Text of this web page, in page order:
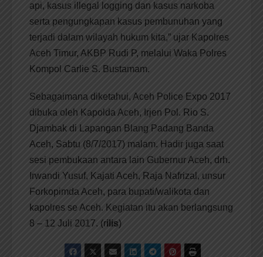
api, kasus illegal logging dan kasus narkoba
serta pengungkapan kasus pembunuhan yang
terjadi dalam wilayah hukum kita,” ujar Kapolres
Aceh Timur, AKBP Rudi P, melalui Waka Polres
Kompol Carlie S. Bustamam.
Sebagaimana diketahui, Aceh Police Expo 2017
dibuka oleh Kapolda Aceh, Irjen Pol. Rio S.
Djambak di Lapangan Blang Padang Banda
Aceh, Sabtu (8/7/2017) malam. Hadir juga saat
sesi pembukaan antara lain Gubernur Aceh, drh.
Irwandi Yusuf, Kajati Aceh, Raja Nafrizal, unsur
Forkopimda Aceh, para bupati/walikota dan
kapolres se Aceh. Kegiatan itu akan berlangsung
8 – 12 Juli 2017. (rilis)